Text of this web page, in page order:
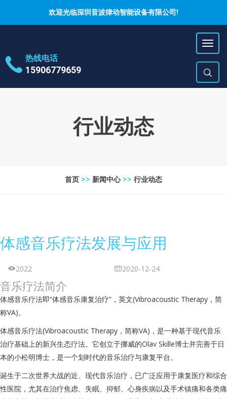
欢迎光临深圳音波律动智能设备有限公司!
热线电话
15906779659
行业动态
首页 >> 新闻中心>> 行业动态
体感音乐疗法发展与应用
2022 2020-12-24
音乐疗法简介
体感音乐疗法即“体感音乐康复治疗”，英文(Vibroacoustic Therapy，简
称VA)。
体感音乐疗法(Vibroacoustic Therapy，简称VA)，是一种基于现代音乐
治疗基础上的新兴生态疗法。它创立于挪威的Olav Skille博士并完善于日
本的小松明博士，是一个划时代的音乐治疗与康复平台。
诞生于二次世界大战的近、现代音乐治疗，已广泛应用于康复医疗和综合
性医院，尤其在治疗焦虑、失眠、抑郁、心身疾病以及手术镇痛和各类痛